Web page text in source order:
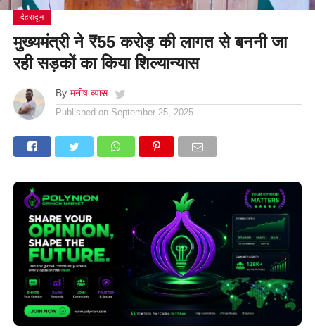
देहरादून
मुख्यमंत्री ने ₹55 करोड़ की लागत से बननी जा
रही सड़कों का किया शिल्यान्यास
By मनीष व्यास
Published on September 25, 2025